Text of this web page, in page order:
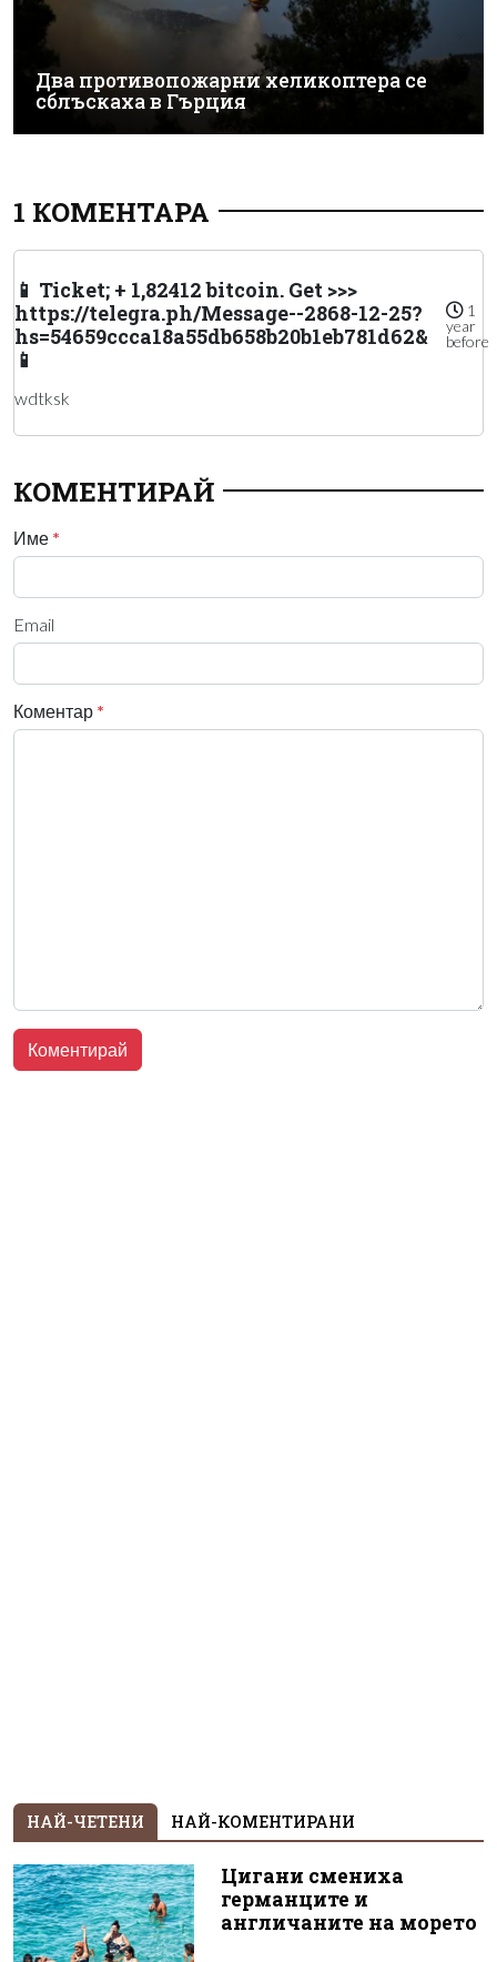
Два противопожарни хеликоптера се
сблъскаха в Гърция
1 КОМЕНТАРА
📱 Ticket; + 1,82412 bitcoin. Get >>>
https://telegra.ph/Message--2868-12-25?
hs=54659ccca18a55db658b20b1eb781d62&
📱
1
year
before
wdtksk
КОМЕНТИРАЙ
Име *
Email
Коментар *
НАЙ-ЧЕТЕНИ НАЙ-КОМЕНТИРАНИ
Цигани смениха
германците и
англичаните на морето